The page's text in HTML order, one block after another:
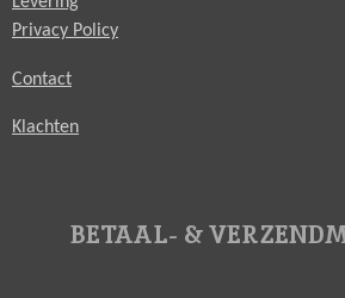
Privacy Policy
Contact
Klachten
BETAAL- &